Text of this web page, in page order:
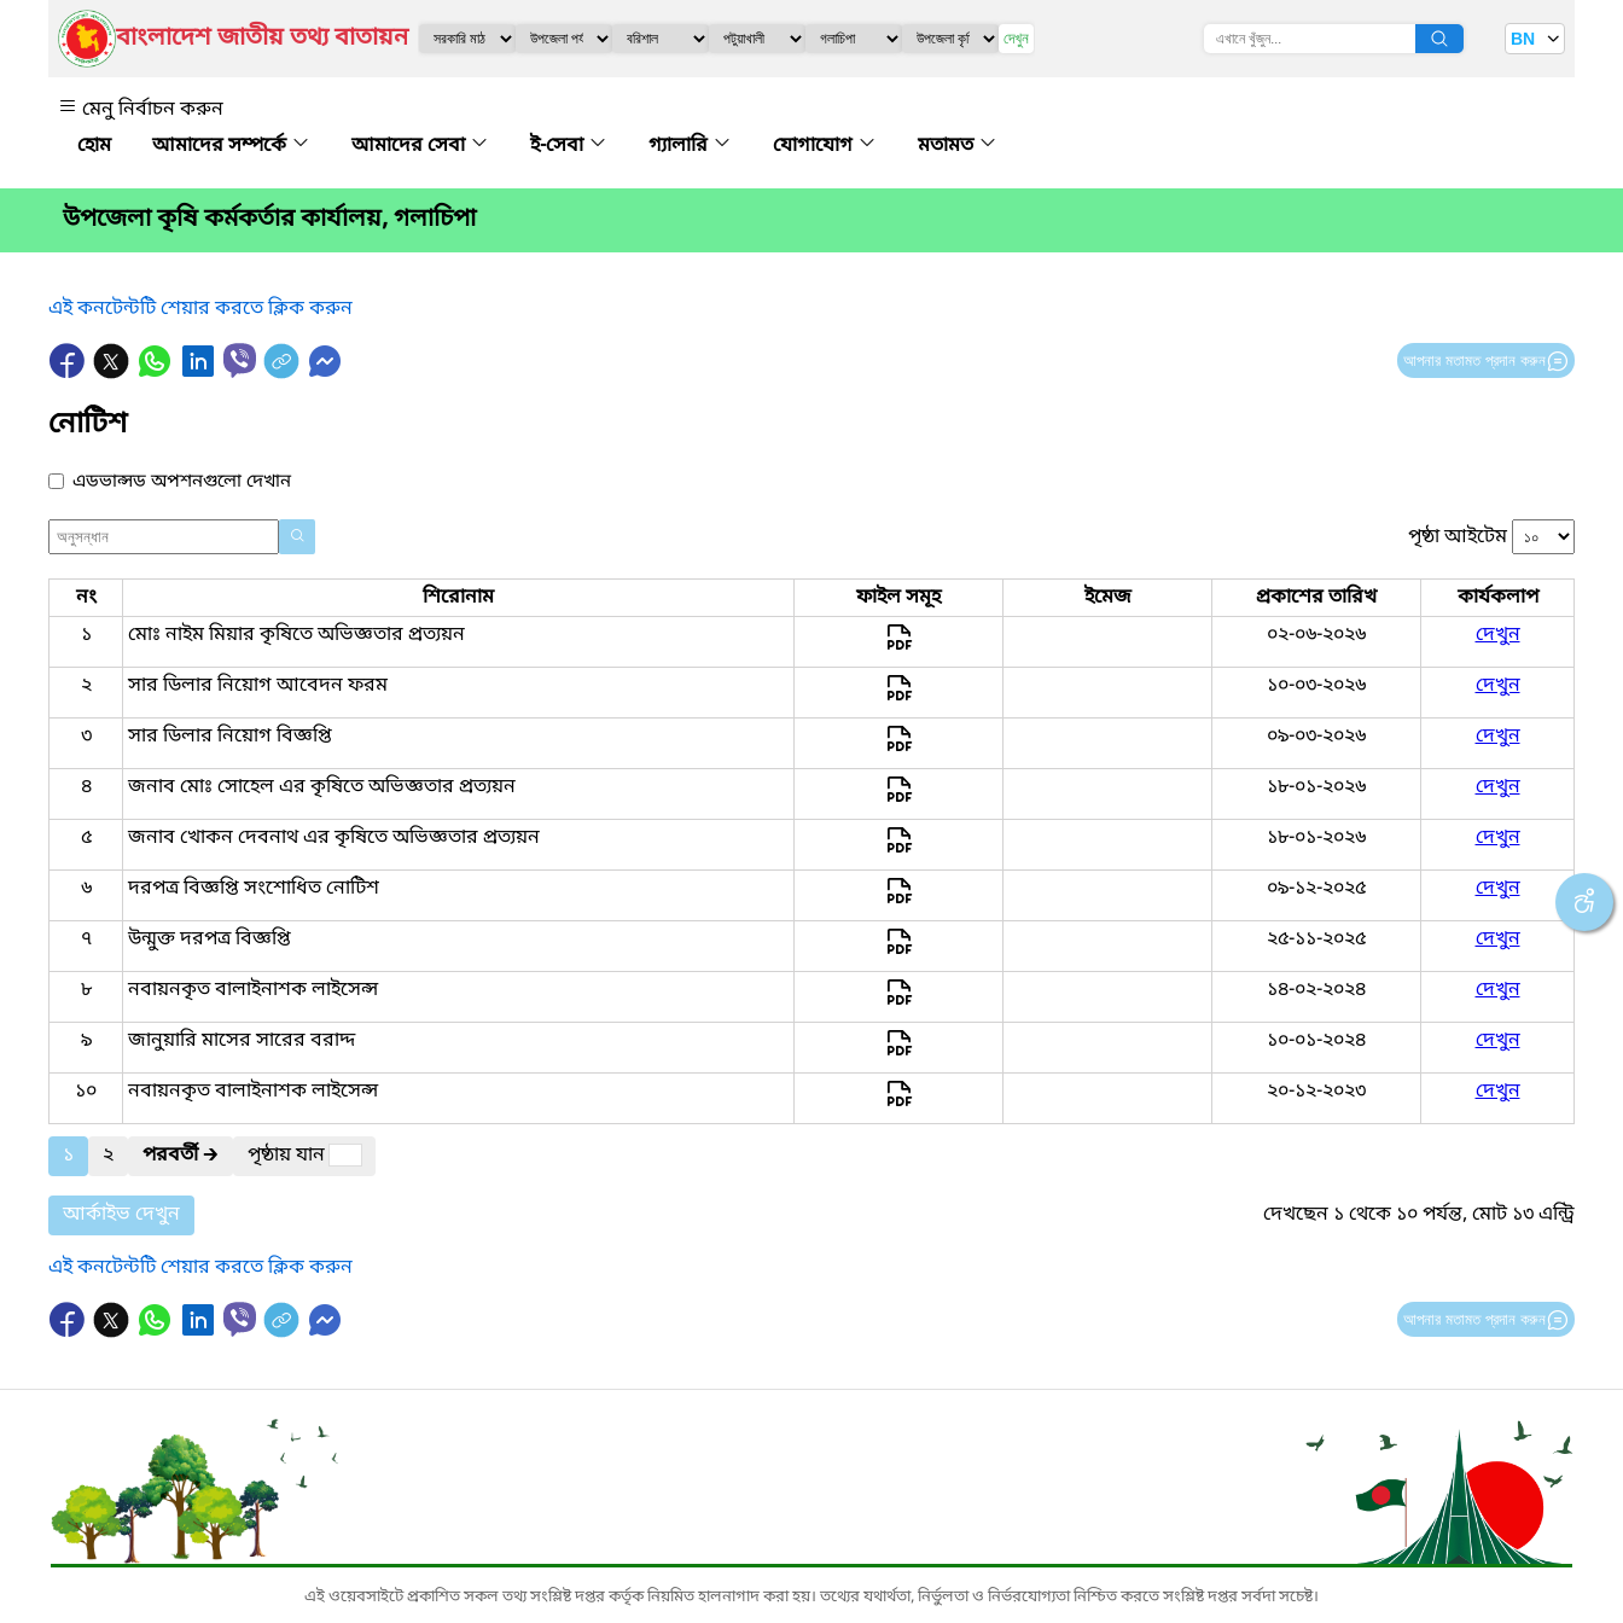
বাংলাদেশ জাতীয় তথ্য বাতায়ন দেখুন BN
মেনু নির্বাচন করুন
আমাদের সম্পর্কে
আমাদের সেবা ই-সেবা গ্যালারি যোগাযোগ মতামত
উপজেলা কৃষি কর্মকর্তার কার্যালয়, গলাচিপা
এই কনটেন্টটি শেয়ার করতে ক্লিক করুন
আপনার মতামত প্রদান করুন
নোটিশ
এডভান্সড অপশনগুলো দেখান
পৃষ্ঠা আইটেম
নং শিরোনাম ফাইল সমূহ ইমেজ প্রকাশের তারিখ
কার্যকলাপ
১
মোঃ নাইম মিয়ার কৃষিতে অভিজ্ঞতার প্রত্যয়ন ০২-০৬-২০২৬
দেখুন
২
সার ডিলার নিয়োগ আবেদন ফরম ১০-০৩-২০২৬
দেখুন
৩
সার ডিলার নিয়োগ বিজ্ঞপ্তি ০৯-০৩-২০২৬
দেখুন
৪
জনাব মোঃ সোহেল এর কৃষিতে অভিজ্ঞতার প্রত্যয়ন ১৮-০১-২০২৬
দেখুন
৫
জনাব খোকন দেবনাথ এর কৃষিতে অভিজ্ঞতার প্রত্যয়ন ১৮-০১-২০২৬
দেখুন
৬
দরপত্র বিজ্ঞপ্তি সংশোধিত নোটিশ ০৯-১২-২০২৫
দেখুন
৭
উন্মুক্ত দরপত্র বিজ্ঞপ্তি ২৫-১১-২০২৫
দেখুন
৮
নবায়নকৃত বালাইনাশক লাইসেন্স ১৪-০২-২০২৪
দেখুন
৯
জানুয়ারি মাসের সারের বরাদ্দ ১০-০১-২০২৪
দেখুন
১০
নবায়নকৃত বালাইনাশক লাইসেন্স ২০-১২-২০২৩ দেখুন
১ ২ পরবর্তী🡲 পৃষ্ঠায় যান
আর্কাইভ দেখুন
দেখছেন ১ থেকে ১০ পর্যন্ত, মোট ১৩ এন্ট্রি
এই কনটেন্টটি শেয়ার করতে ক্লিক করুন
আপনার মতামত প্রদান করুন
এই ওয়েবসাইটে প্রকাশিত সকল তথ্য সংশ্লিষ্ট দপ্তর কর্তৃক নিয়মিত হালনাগাদ করা হয়। তথ্যের যথার্থতা, নির্ভুলতা ও নির্ভরযোগ্যতা নিশ্চিত করতে সংশ্লিষ্ট দপ্তর সর্বদা সচেষ্ট।